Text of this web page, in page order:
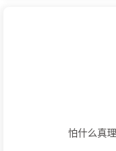
怕什么真